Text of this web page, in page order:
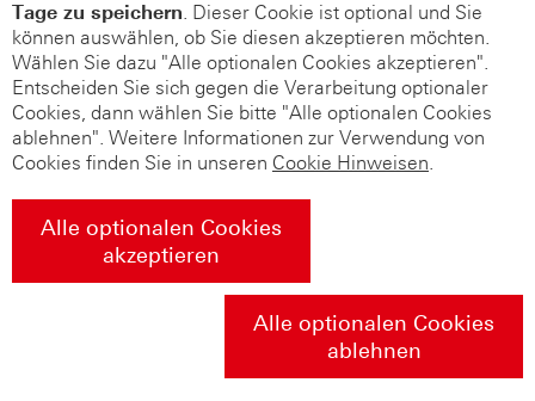
Tage zu speichern. Dieser Cookie ist optional und Sie
können auswählen, ob Sie diesen akzeptieren möchten.
Wählen Sie dazu "Alle optionalen Cookies akzeptieren".
Entscheiden Sie sich gegen die Verarbeitung optionaler
Cookies, dann wählen Sie bitte "Alle optionalen Cookies
ablehnen". Weitere Informationen zur Verwendung von
Cookies finden Sie in unseren Cookie Hinweisen.
Alle optionalen Cookies
akzeptieren
Alle optionalen Cookies
ablehnen